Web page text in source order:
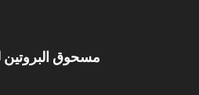
مسحوق البروتين